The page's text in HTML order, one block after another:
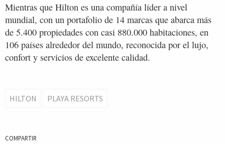
Mientras que Hilton es una compañía líder a nivel
mundial, con un portafolio de 14 marcas que abarca más
de 5.400 propiedades con casi 880.000 habitaciones, en
106 países alrededor del mundo, reconocida por el lujo,
confort y servicios de excelente calidad.
HILTON PLAYA RESORTS
COMPARTIR